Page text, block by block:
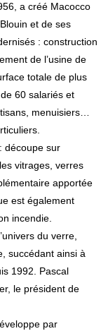
a créé Macocco
et de ses
: construction
de l’usine de
totale de plus
60 salariés et
menuisiers…
découpe sur
vitrages, verres
apportée
est également
incendie.
du verre,
succédant ainsi à
1992. Pascal
le président de
par